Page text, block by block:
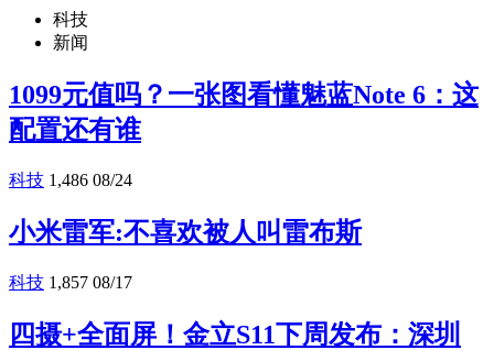
科技
新闻
1099元值吗？一张图看懂魅蓝Note 6：这
配置还有谁
科技 1,486 08/24
小米雷军:不喜欢被人叫雷布斯
科技 1,857 08/17
四摄+全面屏！金立S11下周发布：深圳